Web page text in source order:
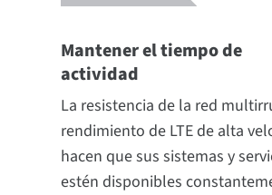
Mantener el tiempo de
actividad
La resistencia de la red
rendimiento de LTE de alta
hacen que sus sistemas y
estén disponibles